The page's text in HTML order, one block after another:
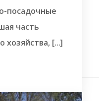
посадочные
часть
хозяйства, [...]